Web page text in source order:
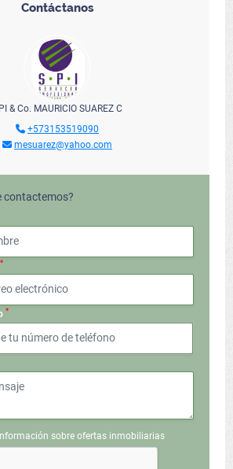
Contáctanos
& Co. MAURICIO SUAREZ C
+573153519090
mesuarez@yahoo.com
contactemos?
*
*
sobre ofertas inmobiliarias